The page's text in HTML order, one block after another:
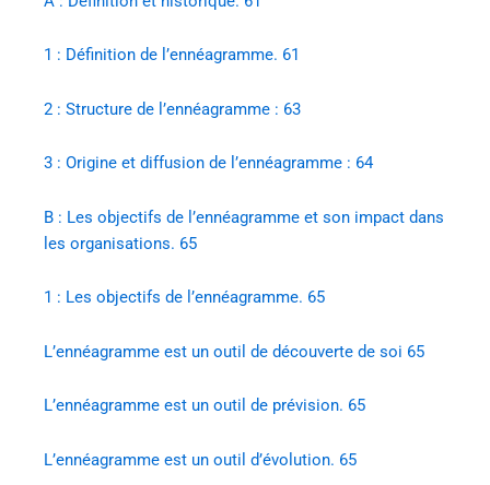
1 : Définition de l’ennéagramme. 61
2 : Structure de l’ennéagramme : 63
3 : Origine et diffusion de l’ennéagramme : 64
B : Les objectifs de l’ennéagramme et son impact dans
les organisations. 65
1 : Les objectifs de l’ennéagramme. 65
L’ennéagramme est un outil de découverte de soi 65
L’ennéagramme est un outil de prévision. 65
L’ennéagramme est un outil d’évolution. 65